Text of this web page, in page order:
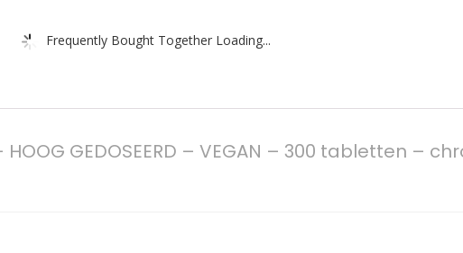
Frequently Bought Together Loading...
GEDOSEERD – VEGAN – 300 tabletten –